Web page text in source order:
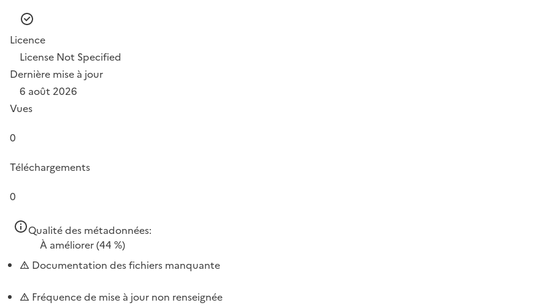
Licence
License Not Specified
Dernière mise à jour
6 août 2026
Vues
0
Téléchargements
0
Qualité des métadonnées:
À améliorer(44 %)
Documentation des fichiers manquante
Fréquence de mise à jour non renseignée